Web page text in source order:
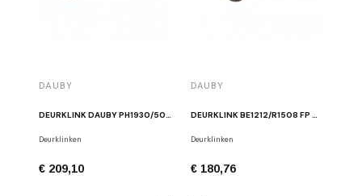
DAUBY
DEURKLINK DAUBY PH1930/50R RUW BRONS
Deurklinken
€ 209,10
DAUBY
DEURKLINK BE1212/R1508 FP GEPOLIJST IJZER
Deurklinken
€ 180,76